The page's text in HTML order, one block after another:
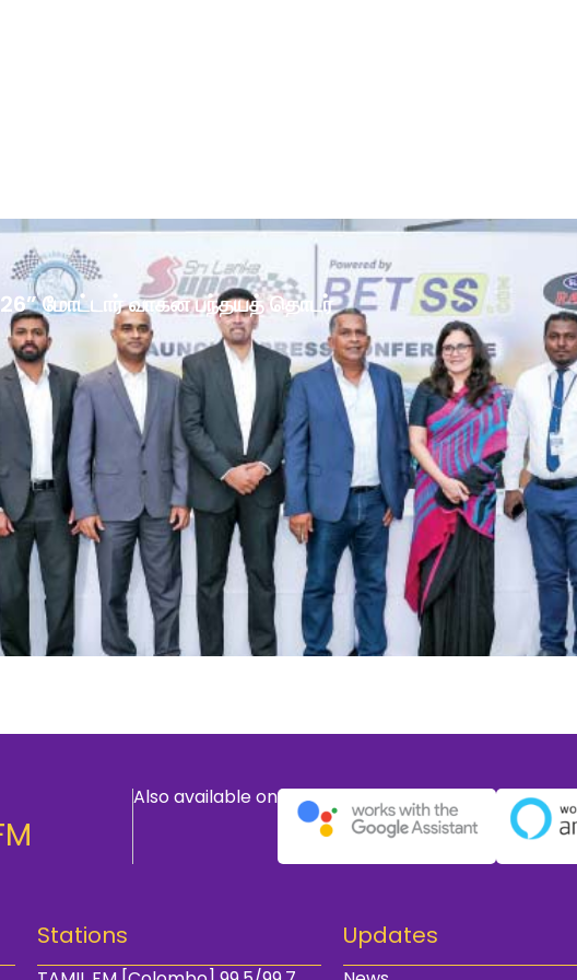
மோட்டார் வாகன பந்தயத் தொடர்
Also available on
Stations Updates